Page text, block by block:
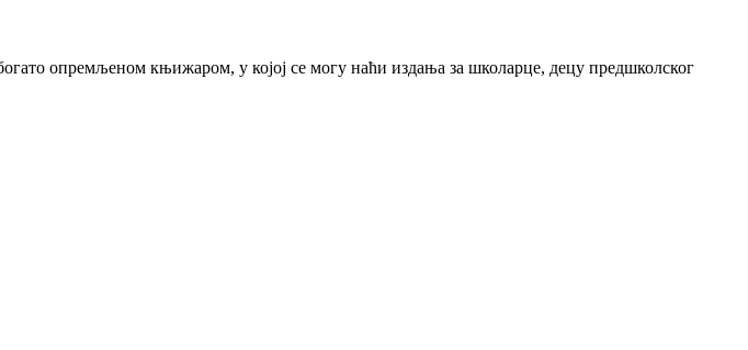
опремљеном књижаром, у којој се могу наћи издања за школарце, децу предшколског